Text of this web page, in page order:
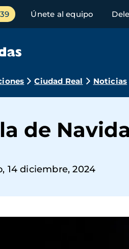
Únete al equipo
Ciudad Real Noticias
de
14 diciembre, 2024